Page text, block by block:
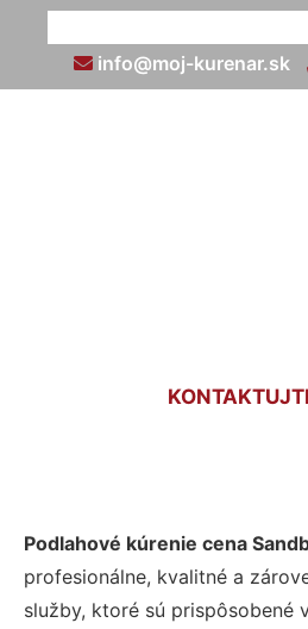
info@moj-kurenar.sk
Podlahové kúrenie cena
profesionálne, kvalitné a
služby, ktoré sú prispôsobené